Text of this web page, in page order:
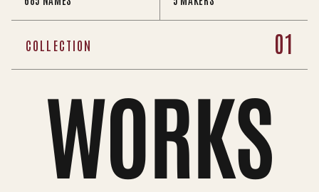
COLLECTION 01
WORKS